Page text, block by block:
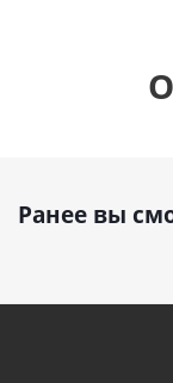
Ранее вы